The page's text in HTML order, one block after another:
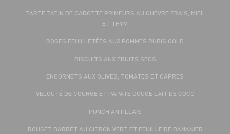
TARTE TATIN DE CAROTTE PRIMEURS AU CHÈVRE FRAIS, MIEL
ET THYM
ROSES FEUILLETÉES AUX POMMES RUBIS GOLD
BISCUITS AUX FRUITS SECS
ENCORNETS AUX OLIVES, TOMATES ET CÂPRES
VELOUTÉ DE COURGE ET PAPATE DOUCE LAIT DE COCO
PUNCH ANTILLAIS
ROUGET BARBET AU CITRON VERT ET FEUILLE DE BANANIER